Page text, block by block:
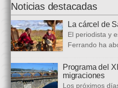
Noticias destacadas
La cárcel de
El periodista y
Ferrando ha
realidad actual, con numerosas
se inició en 2024 con Cariño, soy
2025 con Los abrazos aplazados
Programa del
migraciones
Los próximos